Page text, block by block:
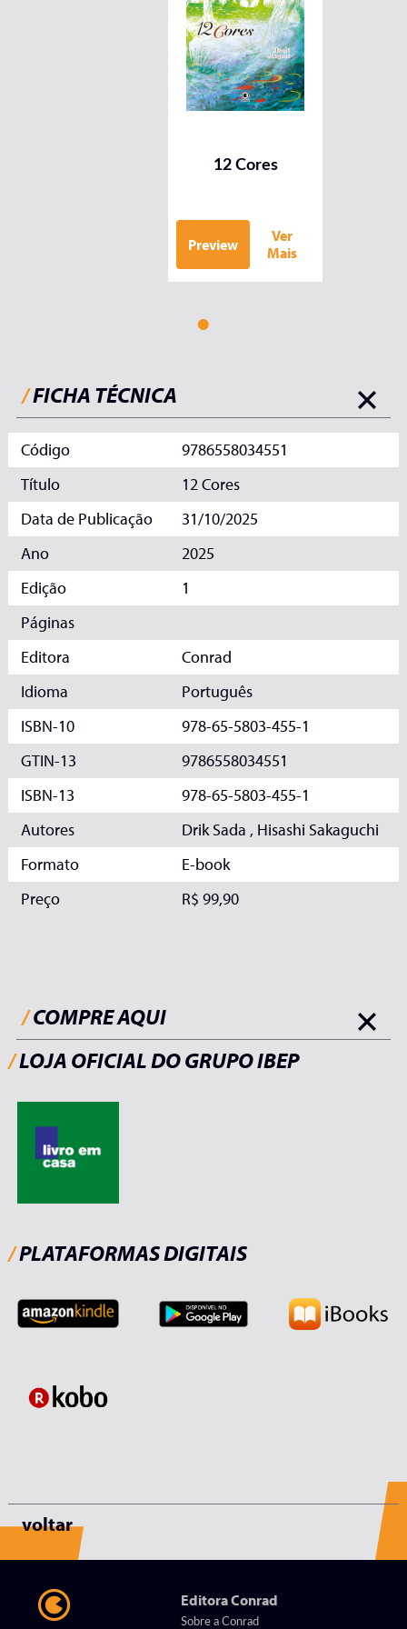
12 Cores
Preview
Ver
Mais
/FICHA TÉCNICA
Código
9786558034551
Título
12 Cores
Data de Publicação
31/10/2025
Ano
2025
Edição
1
Páginas
Editora
Conrad
Idioma
Português
ISBN-10
978-65-5803-455-1
GTIN-13
9786558034551
ISBN-13
978-65-5803-455-1
Autores
Drik Sada , Hisashi Sakaguchi
Formato
E-book
Preço
R$ 99,90
/COMPRE AQUI
/LOJA OFICIAL DO GRUPO IBEP
/PLATAFORMAS DIGITAIS
voltar
Editora Conrad
Sobre a Conrad